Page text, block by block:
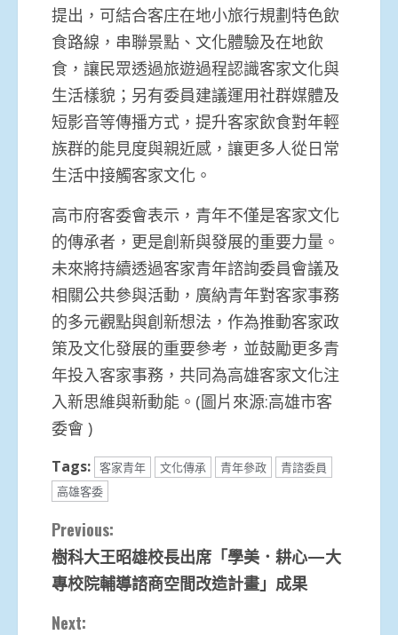
提出，可結合客庄在地小旅行規劃特色飲
食路線，串聯景點、文化體驗及在地飲
食，讓民眾透過旅遊過程認識客家文化與
生活樣貌；另有委員建議運用社群媒體及
短影音等傳播方式，提升客家飲食對年輕
族群的能見度與親近感，讓更多人從日常
生活中接觸客家文化。
高市府客委會表示，青年不僅是客家文化
的傳承者，更是創新與發展的重要力量。
未來將持續透過客家青年諮詢委員會議及
相關公共參與活動，廣納青年對客家事務
的多元觀點與創新想法，作為推動客家政
策及文化發展的重要參考，並鼓勵更多青
年投入客家事務，共同為高雄客家文化注
入新思維與新動能。(圖片來源:高雄市客
委會 )
Tags: 客家青年 文化傳承 青年參政
青諮委員
高雄客委
Continue
Reading
Previous:
樹科大王昭雄校長出席「學美．耕心—大
專校院輔導諮商空間改造計畫」成果
Next: